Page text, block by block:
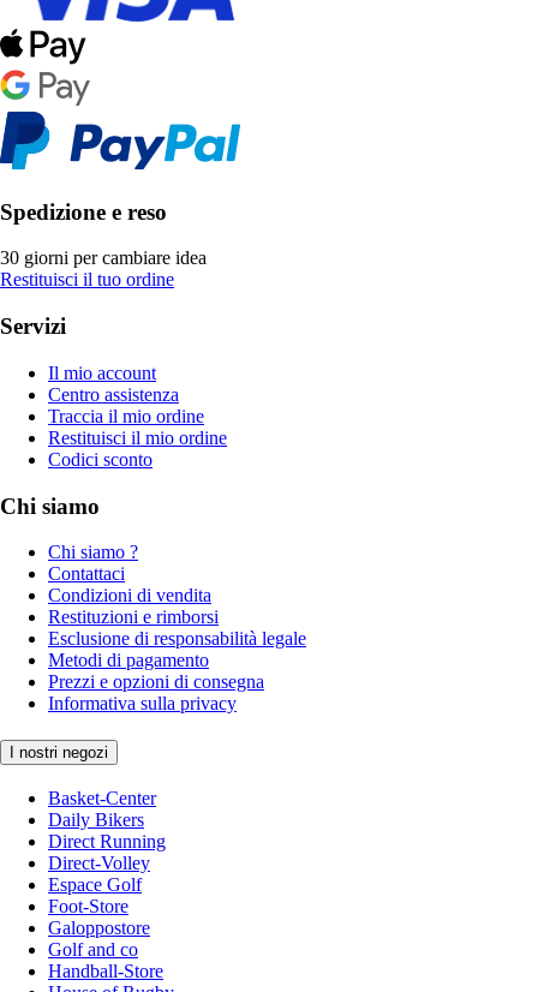
Spedizione e reso
30 giorni per cambiare idea
Restituisci il tuo ordine
Servizi
Il mio account
Centro assistenza
Traccia il mio ordine
Restituisci il mio ordine
Codici sconto
Chi siamo
Chi siamo ?
Contattaci
Condizioni di vendita
Restituzioni e rimborsi
Esclusione di responsabilità legale
Metodi di pagamento
Prezzi e opzioni di consegna
Informativa sulla privacy
I nostri negozi
Basket-Center
Daily Bikers
Direct Running
Direct-Volley
Espace Golf
Foot-Store
Galoppostore
Golf and co
Handball-Store